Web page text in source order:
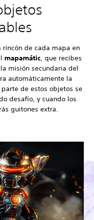
de cada mapa en
mapamátic, que recibes
misión secundaria del
automáticamente la
de estos objetos se
desafío, y cuando los
guitones extra.